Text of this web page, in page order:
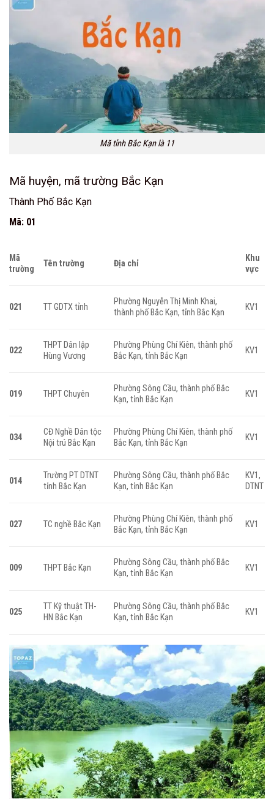
Mã tỉnh Bắc Kạn là 11
Mã huyện, mã trường Bắc Kạn
Thành Phố Bắc Kạn
Mã: 01
Mã
trường
Tên trường Địa chỉ
Khu
vực
021 TT GDTX tỉnh
Phường Nguyễn Thị Minh Khai,
thành phố Bắc Kạn, tỉnh Bắc Kạn
KV1
022
THPT Dân lập
Hùng Vương
Phường Phùng Chí Kiên, thành phố
Bắc Kạn, tỉnh Bắc Kạn
KV1
019 THPT Chuyên
Phường Sông Cầu, thành phố Bắc
Kạn, tỉnh Bắc Kạn
KV1
034
CĐ Nghề Dân tộc
Nội trú Bắc Kạn
Phường Phùng Chí Kiên, thành phố
Bắc Kạn, tỉnh Bắc Kạn
KV1
014
Trường PT DTNT
tỉnh Bắc Kạn
Phường Sông Cầu, thành phố Bắc
Kạn, tỉnh Bắc Kạn
KV1,
DTNT
027 TC nghề Bắc Kạn
Phường Phùng Chí Kiên, thành phố
Bắc Kạn, tỉnh Bắc Kạn
KV1
009 THPT Bắc Kạn
Phường Sông Cầu, thành phố Bắc
Kạn, tỉnh Bắc Kạn
KV1
025
TT Kỹ thuật TH-
HN Bắc Kạn
Phường Sông Cầu, thành phố Bắc
Kạn, tỉnh Bắc Kạn
KV1